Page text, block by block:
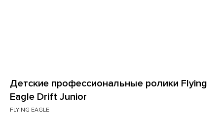
Детские профессиональные ролики Flying
Eagle Drift Junior
FLYING EAGLE